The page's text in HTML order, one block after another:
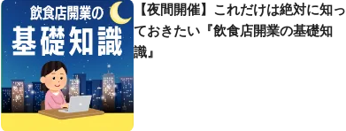
【夜間開催】これだけは絶対に知っ
ておきたい『飲食店開業の基礎知
識』